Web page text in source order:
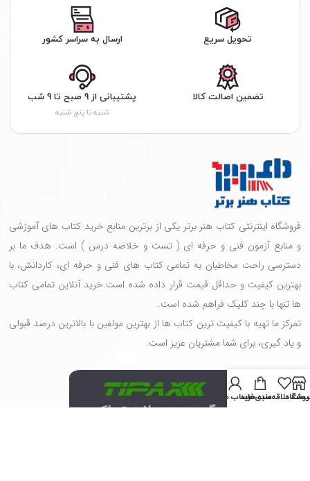
تحویل سریع ارسال به سراسر کشور
تضمین اصالت کالا پشتیبانی از 9 صبح تا 9 شب
شنبه تا پنج شنبه
فروشگاه اینترنتی کتاب هنر برتر یکی از برترین منابع خرید کتاب های آموزشی
و منابع آزمون فنی و حرفه ای ( تست و خلاصه درس ) است. هدف ما بر
دسترسی راحت مخاطبان به تمامی کتاب های فنی و حرفه ای، کاردانش، با
بهترین کیفیت و حداقل قیمت قرار داده شده است.خرید آنلاین تمامی کتاب
ها تنها با چند کلیک فراهم شده است.
تمرکز ما تهیه با کیفیت ترین کتاب ها از بهترین مولفین با بالاترین درصد قبولی
و یاد گیری، برای شما مشتریان عزیز است.
علاقه‌مندی‌ها
سبد خریدحساب من